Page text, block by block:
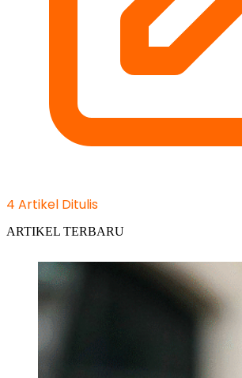
4 Artikel Ditulis
ARTIKEL TERBARU